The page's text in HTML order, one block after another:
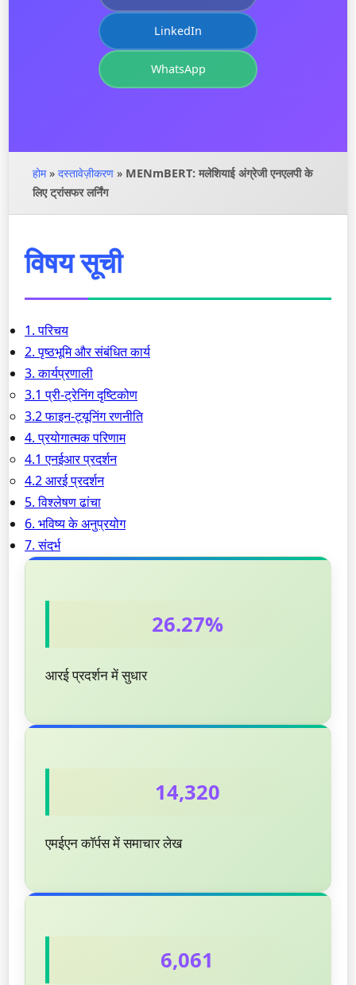
LinkedIn
WhatsApp
होम» दस्तावेज़ीकरण » MENmBERT: मलेशियाई अंग्रेजी एनएलपी के
लिए ट्रांसफर लर्निंग
विषय सूची
1. परिचय
2. पृष्ठभूमि और संबंधित कार्य
3. कार्यप्रणाली
3.1 प्री-ट्रेनिंग दृष्टिकोण
3.2 फाइन-ट्यूनिंग रणनीति
4. प्रयोगात्मक परिणाम
4.1 एनईआर प्रदर्शन
4.2 आरई प्रदर्शन
5. विश्लेषण ढांचा
6. भविष्य के अनुप्रयोग
7. संदर्भ
26.27%
आरई प्रदर्शन में सुधार
14,320
एमईएन कॉर्पस में समाचार लेख
6,061